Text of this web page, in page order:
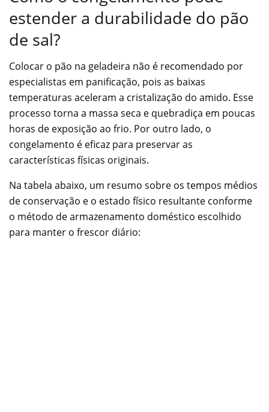
estender a durabilidade do pão
de sal?
Colocar o pão na geladeira não é recomendado por
especialistas em panificação, pois as baixas
temperaturas aceleram a cristalização do amido. Esse
processo torna a massa seca e quebradiça em poucas
horas de exposição ao frio. Por outro lado, o
congelamento é eficaz para preservar as
características físicas originais.
Na tabela abaixo, um resumo sobre os tempos médios
de conservação e o estado físico resultante conforme
o método de armazenamento doméstico escolhido
para manter o frescor diário: